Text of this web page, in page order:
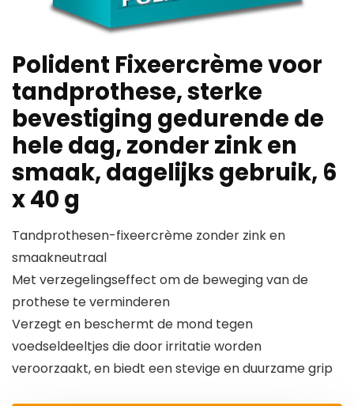
Polident Fixeercrème voor
tandprothese, sterke
bevestiging gedurende de
hele dag, zonder zink en
smaak, dagelijks gebruik, 6
x 40 g
Tandprothesen-fixeercrème zonder zink en
smaakneutraal
Met verzegelingseffect om de beweging van de
prothese te verminderen
Verzegt en beschermt de mond tegen
voedseldeeltjes die door irritatie worden
veroorzaakt, en biedt een stevige en duurzame grip